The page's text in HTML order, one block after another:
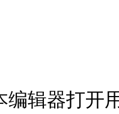
编辑器打